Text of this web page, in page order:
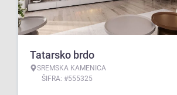
Tatarsko brdo
SREMSKA KAMENICA
ŠIFRA: #555325